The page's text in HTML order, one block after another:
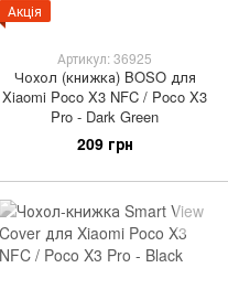
Акція
Артикул: 36925
Чохол (книжка) BOSO для
Xiaomi Poco X3 NFC / Poco X3
Pro - Dark Green
209 грн